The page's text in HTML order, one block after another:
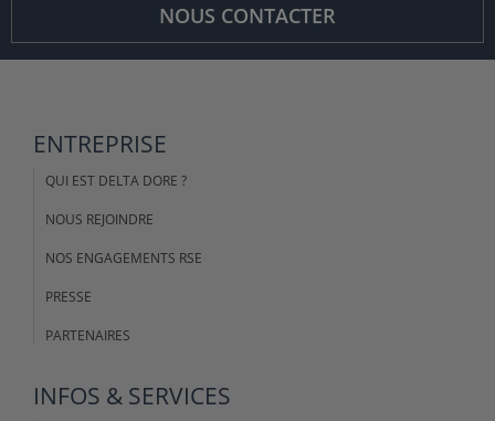
NOUS CONTACTER
ENTREPRISE
QUI EST DELTA DORE ?
NOUS REJOINDRE
NOS ENGAGEMENTS RSE
PRESSE
PARTENAIRES
INFOS & SERVICES